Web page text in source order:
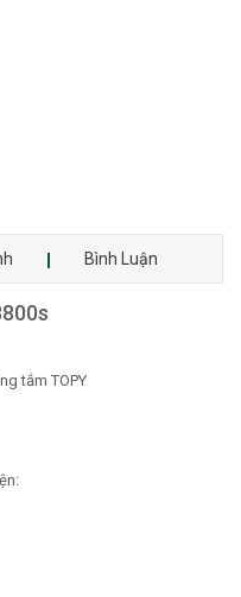
Bình Luận
tắm TOPY